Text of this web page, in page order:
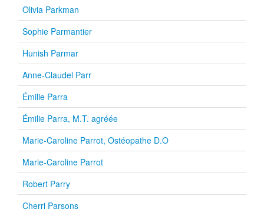
Olivia Parkman
Sophie Parmantier
Hunish Parmar
Anne-Claudel Parr
Émilie Parra
Émilie Parra, M.T. agréée
Marie-Caroline Parrot, Ostéopathe D.O
Marie-Caroline Parrot
Robert Parry
Cherri Parsons